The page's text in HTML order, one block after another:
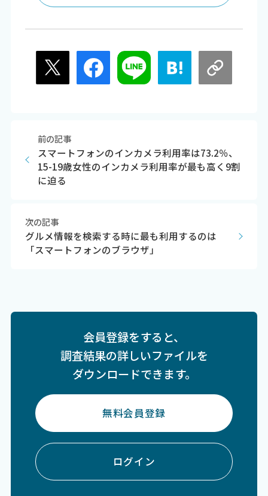
前の記事
スマートフォンのインカメラ利用率は73.2％、
15-19歳女性のインカメラ利用率が最も高く9割
に迫る
次の記事
グルメ情報を検索する時に最も利用するのは
「スマートフォンのブラウザ」
会員登録をすると、
調査結果の詳しいファイルを
ダウンロードできます。
無料会員登録
ログイン